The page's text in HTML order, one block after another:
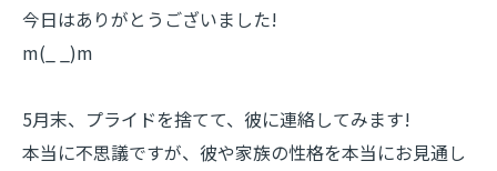
今日はありがとうございました!
m(_ _)m
5月末、プライドを捨てて、彼に連絡してみます!
本当に不思議ですが、彼や家族の性格を本当にお見通し